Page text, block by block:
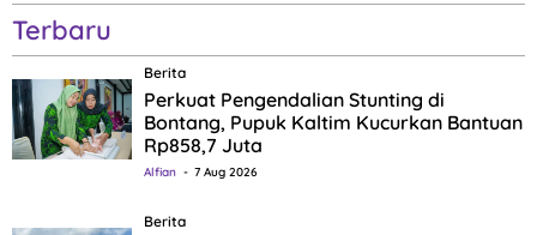
Terbaru
Berita
Perkuat Pengendalian Stunting di
Bontang, Pupuk Kaltim Kucurkan Bantuan
Rp858,7 Juta
Alfian 7 Aug 2026
Berita